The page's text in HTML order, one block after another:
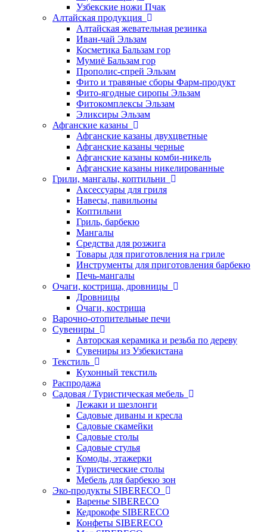
Узбекские ножи Пчак
Алтайская продукция
Алтайская жевательная резинка
Иван-чай Эльзам
Косметика Бальзам гор
Мумиё Бальзам гор
Прополис-спрей Эльзам
Фито и травяные сборы Фарм-продукт
Фито-ягодные сиропы Эльзам
Фитокомплексы Эльзам
Эликсиры Эльзам
Афганские казаны
Афганские казаны двухцветные
Афганские казаны черные
Афганские казаны комби-никель
Афганские казаны никелированные
Грили, мангалы, коптильни
Аксессуары для гриля
Навесы, павильоны
Коптильни
Гриль, барбекю
Мангалы
Средства для розжига
Товары для приготовления на гриле
Инструменты для приготовления барбекю
Печь-мангалы
Очаги, кострища, дровницы
Дровницы
Очаги, кострища
Варочно-отопительные печи
Сувениры
Авторская керамика и резьба по дереву
Сувениры из Узбекистана
Текстиль
Кухонный текстиль
Распродажа
Садовая / Туристическая мебель
Лежаки и шезлонги
Садовые диваны и кресла
Садовые скамейки
Садовые столы
Садовые стулья
Комоды, этажерки
Туристические столы
Мебель для барбекю зон
Эко-продукты SIBERECO
Варенье SIBERECO
Кедрокофе SIBERECO
Конфеты SIBERECO